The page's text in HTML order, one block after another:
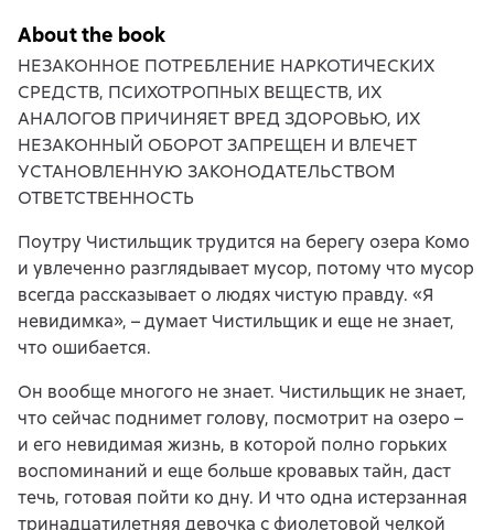
About the book
НЕЗАКОННОЕ ПОТРЕБЛЕНИЕ НАРКОТИЧЕСКИХ
СРЕДСТВ, ПСИХОТРОПНЫХ ВЕЩЕСТВ, ИХ
АНАЛОГОВ ПРИЧИНЯЕТ ВРЕД ЗДОРОВЬЮ, ИХ
НЕЗАКОННЫЙ ОБОРОТ ЗАПРЕЩЕН И ВЛЕЧЕТ
УСТАНОВЛЕННУЮ ЗАКОНОДАТЕЛЬСТВОМ
ОТВЕТСТВЕННОСТЬ
Поутру Чистильщик трудится на берегу озера Комо
и увлеченно разглядывает мусор, потому что мусор
всегда рассказывает о людях чистую правду. «Я
невидимка», – думает Чистильщик и еще не знает,
что ошибается.
Он вообще многого не знает. Чистильщик не знает,
что сейчас поднимет голову, посмотрит на озеро –
и его невидимая жизнь, в которой полно горьких
воспоминаний и еще больше кровавых тайн, даст
течь, готовая пойти ко дну. И что одна истерзанная
тринадцатилетняя девочка с фиолетовой челкой